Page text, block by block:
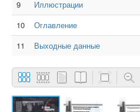
9
Иллюстрации
10
Оглавление
11
Выходные данные